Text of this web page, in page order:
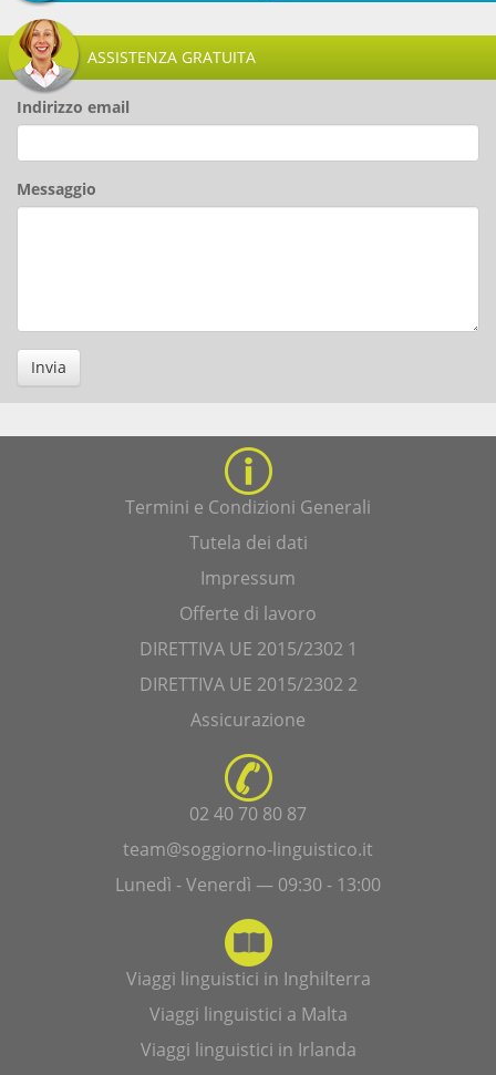
ASSISTENZA GRATUITA
Indirizzo email
Messaggio
Invia
Termini e Condizioni Generali
Tutela dei dati
Impressum
Offerte di lavoro
DIRETTIVA UE 2015/2302 1
DIRETTIVA UE 2015/2302 2
Assicurazione
02 40 70 80 87
team@soggiorno-linguistico.it
Lunedì - Venerdì — 09:30 - 13:00
Viaggi linguistici in Inghilterra
Viaggi linguistici a Malta
Viaggi linguistici in Irlanda